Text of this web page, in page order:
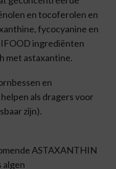
en tocoferolen en
fycocyanine en
ingrediënten
met astaxantine.
en
als dragers voor
zijn).
ASTAXANTHIN
algen